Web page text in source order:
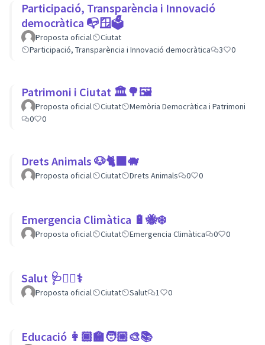
Participació, Transparència i Innovació
democràtica 📭🪟🗳
Proposta oficial
Ciutat
Participació, Transparència i Innovació democràtica
3 0
Patrimoni i Ciutat 🏛🌳🖼
Proposta oficial Ciutat
Memòria Democràtica i Patrimoni
0
0
Drets Animals 🐶🐈‍⬛️🐗
Proposta oficial Ciutat Drets Animals 0 0
Emergencia Climàtica 🔋🐝❄️
Proposta oficial Ciutat Emergencia Climàtica 0 0
Salut 🩺👩‍⚕️⚕
Proposta oficial Ciutat Salut 1 0
Educació 👩🏾‍🏫🧑🏼‍🎨📚